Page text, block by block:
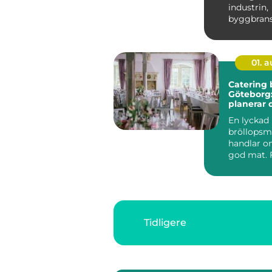
industrin,
01.
Catering
planerar
En lyckad
handlar
god mat.
Tidligere